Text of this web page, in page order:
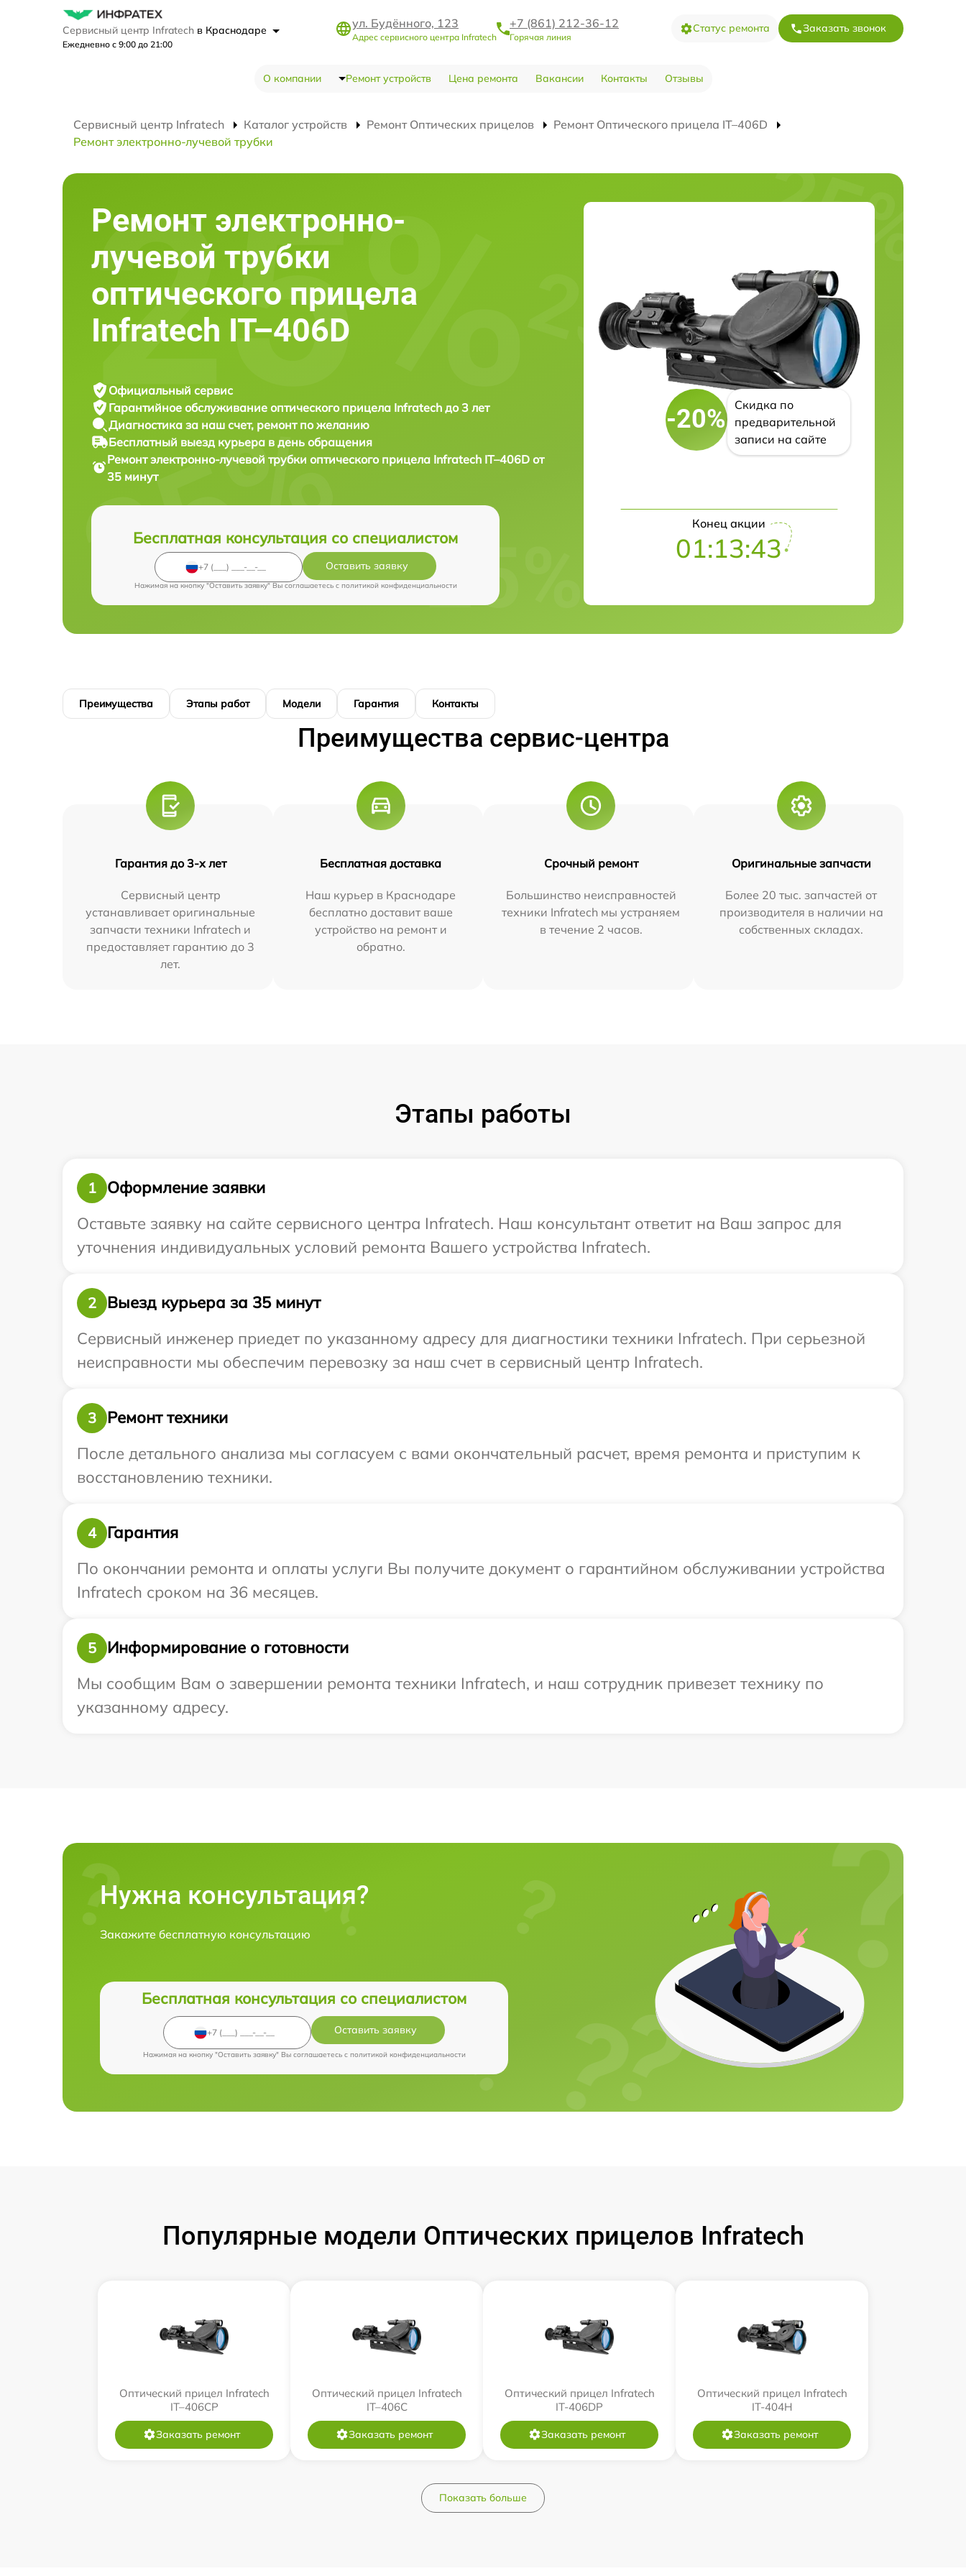
Сервисный центр Infratech в Краснодаре
Ежедневно с 9:00 до 21:00
ул. Будённого, 123
Адрес сервисного центра Infratech
+7 (861) 212-36-12
Горячая линия
Статус ремонта Заказать звонок
О компании Ремонт устройств Цена ремонта Вакансии Контакты Отзывы
Сервисный центр Infratech Каталог устройств Ремонт Оптических прицелов
Ремонт Оптического прицела IT–406D
Ремонт электронно-лучевой трубки
Ремонт электронно-
лучевой трубки
оптического прицела
Infratech IT–406D
Официальный сервис
Гарантийное обслуживание оптического прицела Infratech до 3 лет
Диагностика за наш счет, ремонт по желанию
Бесплатный выезд курьера в день обращения
Ремонт электронно-лучевой трубки оптического прицела Infratech IT–406D от
35 минут
Бесплатная консультация со специалистом
Оставить заявку
Нажимая на кнопку "Оставить заявку" Вы соглашаетесь c политикой конфиденциальности
-20%
Скидка по
предварительной
записи на сайте
Конец акции
01:13:42
Преимущества Этапы работ Модели Гарантия Контакты
Преимущества сервис-центра
Гарантия до 3-х лет
Сервисный центр
устанавливает оригинальные
запчасти техники Infratech и
предоставляет гарантию до 3
лет.
Бесплатная доставка
Наш курьер в Краснодаре
бесплатно доставит ваше
устройство на ремонт и
обратно.
Срочный ремонт
Большинство неисправностей
техники Infratech мы устраняем
в течение 2 часов.
Оригинальные запчасти
Более 20 тыс. запчастей от
производителя в наличии на
собственных складах.
Этапы работы
1
Оформление заявки
Оставьте заявку на сайте сервисного центра Infratech. Наш консультант ответит на Ваш запрос для
уточнения индивидуальных условий ремонта Вашего устройства Infratech.
2
Выезд курьера за 35 минут
Сервисный инженер приедет по указанному адресу для диагностики техники Infratech. При серьезной
неисправности мы обеспечим перевозку за наш счет в сервисный центр Infratech.
3
Ремонт техники
После детального анализа мы согласуем с вами окончательный расчет, время ремонта и приступим к
восстановлению техники.
4
Гарантия
По окончании ремонта и оплаты услуги Вы получите документ о гарантийном обслуживании устройства
Infratech сроком на 36 месяцев.
5
Информирование о готовности
Мы сообщим Вам о завершении ремонта техники Infratech, и наш сотрудник привезет технику по
указанному адресу.
Нужна консультация?
Закажите бесплатную консультацию
Бесплатная консультация со специалистом
Оставить заявку
Нажимая на кнопку "Оставить заявку" Вы соглашаетесь c политикой конфиденциальности
Популярные модели Оптических прицелов Infratech
Оптический прицел Infratech
IT–406СP
Заказать ремонт
Оптический прицел Infratech
IT–406С
Заказать ремонт
Оптический прицел Infratech
IT-406DP
Заказать ремонт
Оптический прицел Infratech
IT-404H
Заказать ремонт
Показать больше